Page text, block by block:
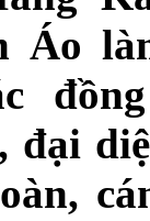
Áo
đại